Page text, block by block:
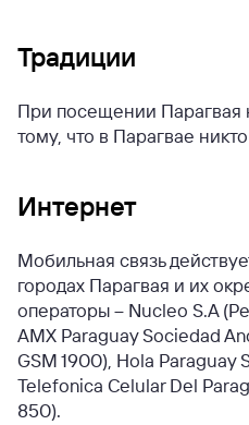
Традиции
При посещении Парагвая
тому, что в Парагвае
Интернет
Мобильная связь
городах Парагвая и их
операторы – Nucleo S.A
AMX Paraguay Sociedad
GSM 1900), Hola Paraguay
Telefonica Celular Del
850).